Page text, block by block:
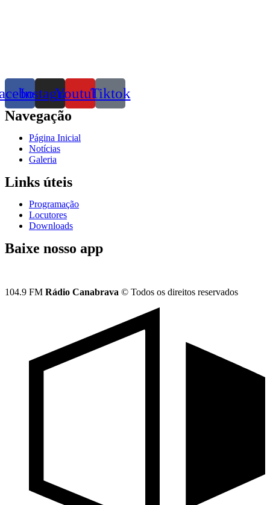
InstagramYoutubeTiktok
Navegação
Página Inicial
Notícias
Galeria
Links úteis
Programação
Locutores
Downloads
Baixe nosso app
104.9 FM Rádio Canabrava © Todos os direitos reservados